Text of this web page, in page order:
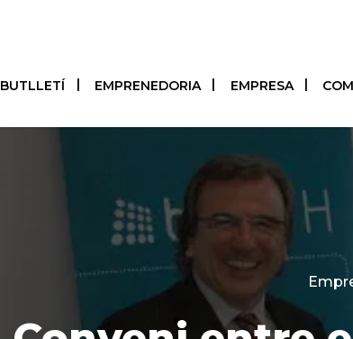
BUTLLETÍ EMPRENEDORIA EMPRESA